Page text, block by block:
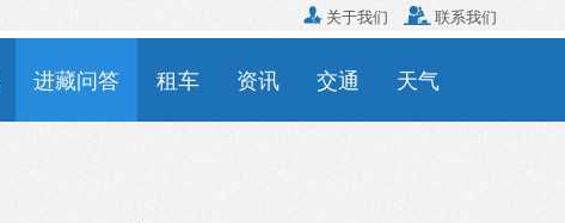
 关于我们  联系我们
进藏问答 租车 资讯 交通 天气